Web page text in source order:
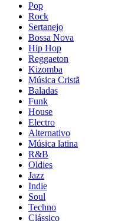
Pop
Rock
Sertanejo
Bossa Nova
Hip Hop
Reggaeton
Kizomba
Música Cristã
Baladas
Funk
House
Electro
Alternativo
Música latina
R&B
Oldies
Jazz
Indie
Soul
Techno
Clássico